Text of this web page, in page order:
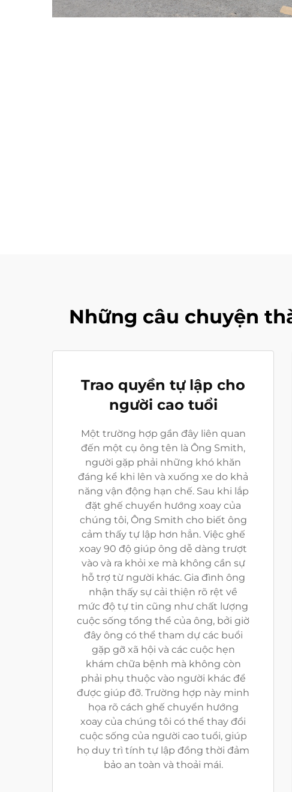
Những câu chuyện
Trao quyền tự lập cho
người cao tuổi
Một trường hợp gần đây liên quan
đến một cụ ông tên là Ông Smith,
người gặp phải những khó khăn
đáng kể khi lên và xuống xe do khả
năng vận động hạn chế. Sau khi lắp
đặt ghế chuyển hướng xoay của
chúng tôi, Ông Smith cho biết ông
cảm thấy tự lập hơn hẳn. Việc ghế
xoay 90 độ giúp ông dễ dàng trượt
vào và ra khỏi xe mà không cần sự
hỗ trợ từ người khác. Gia đình ông
nhận thấy sự cải thiện rõ rệt về
mức độ tự tin cũng như chất lượng
cuộc sống tổng thể của ông, bởi giờ
đây ông có thể tham dự các buổi
gặp gỡ xã hội và các cuộc hẹn
khám chữa bệnh mà không còn
phải phụ thuộc vào người khác để
được giúp đỡ. Trường hợp này minh
họa rõ cách ghế chuyển hướng
xoay của chúng tôi có thể thay đổi
cuộc sống của người cao tuổi, giúp
họ duy trì tính tự lập đồng thời đảm
bảo an toàn và thoải mái.